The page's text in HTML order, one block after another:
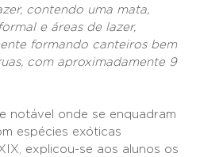
contendo uma mata,
e áreas de lazer,
formando canteiros bem
com aproximadamente 9
notável onde se enquadram
espécies exóticas
explicou-se aos alunos os